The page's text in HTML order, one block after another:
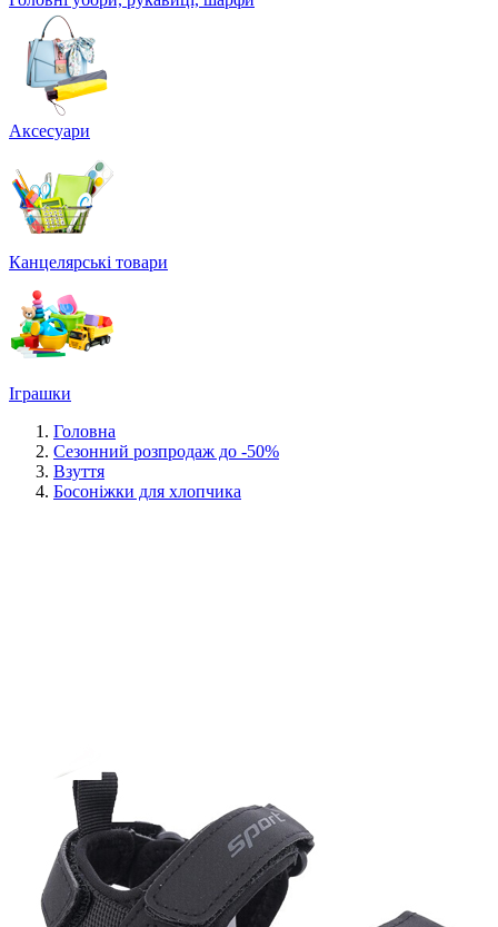
Аксесуари
Канцелярські товари
Іграшки
Головна
Сезонний розпродаж до -50%
Взуття
Босоніжки для хлопчика